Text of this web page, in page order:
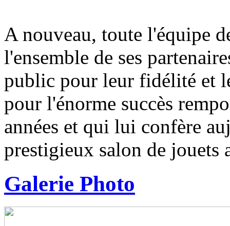
A nouveau, toute l'équipe
l'ensemble de ses
public pour leur fidélité et
pour l'énorme succès
années et qui lui confère
prestigieux salon de jouets
Galerie Photo